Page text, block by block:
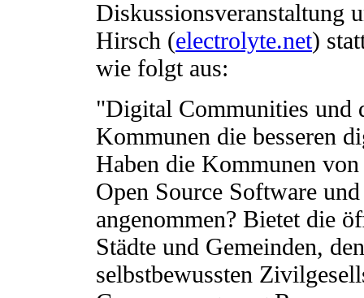
Diskussionsveranstaltung
Hirsch (electrolyte.net)
wie folgt aus:
"Digital Communities und
Kommunen die besseren
Haben die Kommunen
Open Source Software
angenommen? Bietet die
Städte und Gemeinden,
selbstbewussten